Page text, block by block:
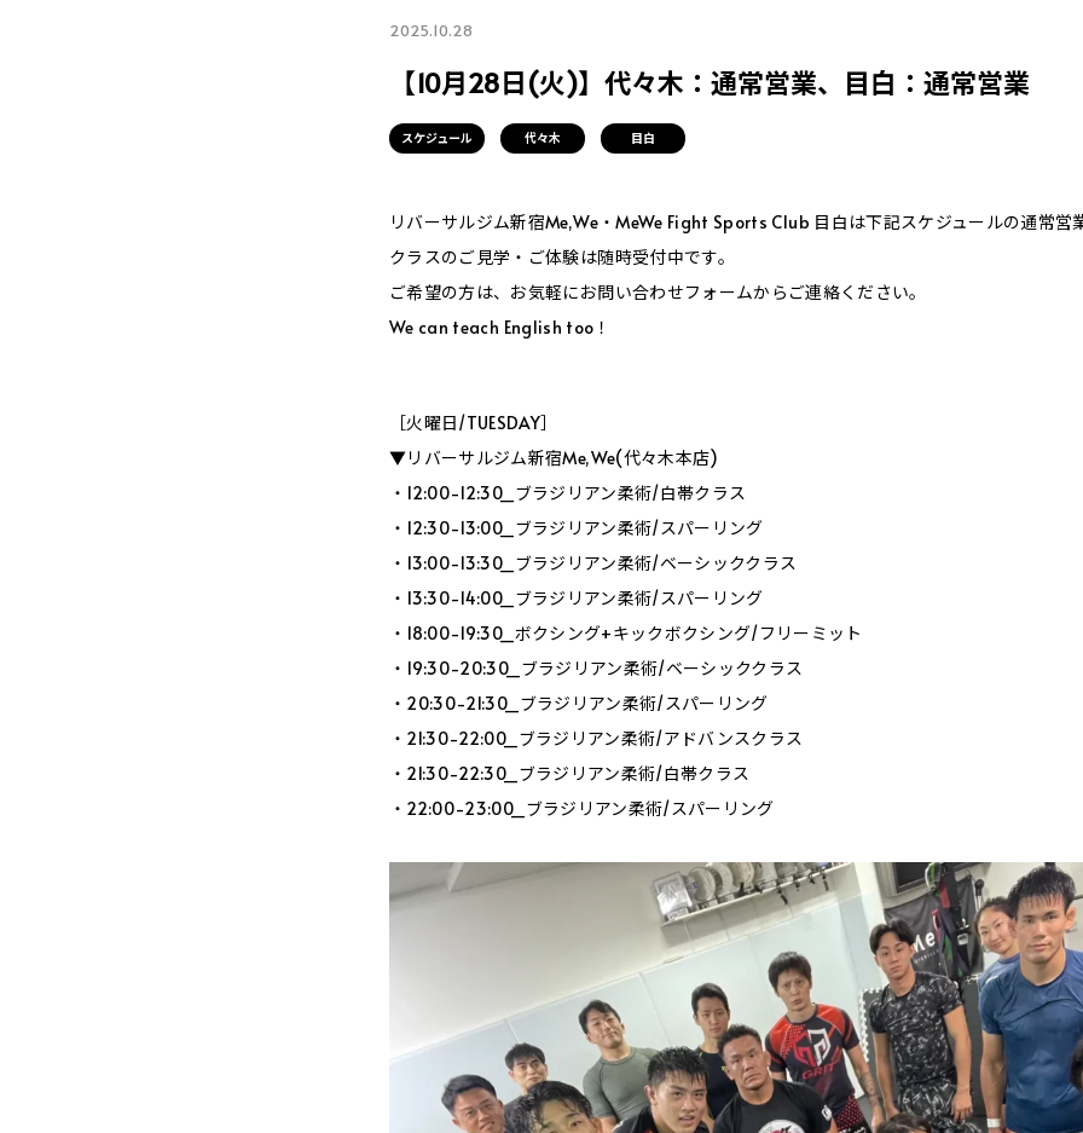
2025.10.28
【10月28日(火)】代々木：通常営業、目白：通常営業
スケジュール 代々木 目白
リバーサルジム新宿Me,We・MeWe Fight Sports Club 目白は下記スケジュールの通常営
クラスのご見学・ご体験は随時受付中です。
ご希望の方は、お気軽にお問い合わせフォームからご連絡ください。
We can teach English too！
［火曜日/TUESDAY］
▼リバーサルジム新宿Me,We(代々木本店)
・12:00-12:30_ブラジリアン柔術/白帯クラス
・12:30-13:00_ブラジリアン柔術/スパーリング
・13:00-13:30_ブラジリアン柔術/ベーシッククラス
・13:30-14:00_ブラジリアン柔術/スパーリング
・18:00-19:30_ボクシング+キックボクシング/フリーミット
・19:30-20:30_ブラジリアン柔術/ベーシッククラス
・20:30-21:30_ブラジリアン柔術/スパーリング
・21:30-22:00_ブラジリアン柔術/アドバンスクラス
・21:30-22:30_ブラジリアン柔術/白帯クラス
・22:00-23:00_ブラジリアン柔術/スパーリング